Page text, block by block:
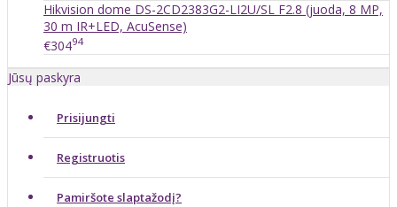
Hikvision dome DS-2CD2383G2-LI2U/SL F2.8 (juoda, 8 MP,
30 m IR+LED, AcuSense)
€30494
Jūsų paskyra
Prisijungti
Registruotis
Pamiršote slaptažodį?